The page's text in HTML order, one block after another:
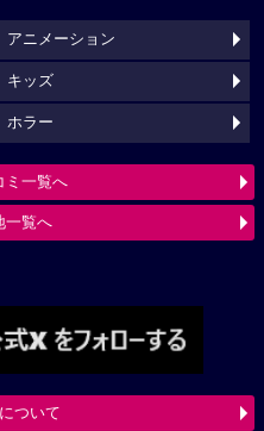
アニメーション
キッズ
ホラー
ミ一覧へ
一覧へ
ついて